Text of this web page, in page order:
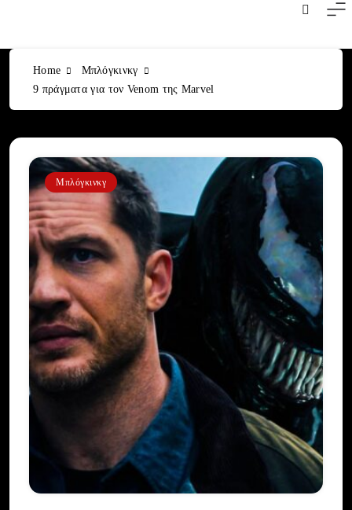
Home
Μπλόγκινκγ
9 πράγματα για τον Venom της Marvel
Μπλόγκινκγ